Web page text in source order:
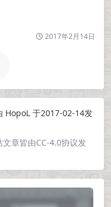
2017年2月14日
HopoL 于2017-02-14发
章皆由CC-4.0协议发